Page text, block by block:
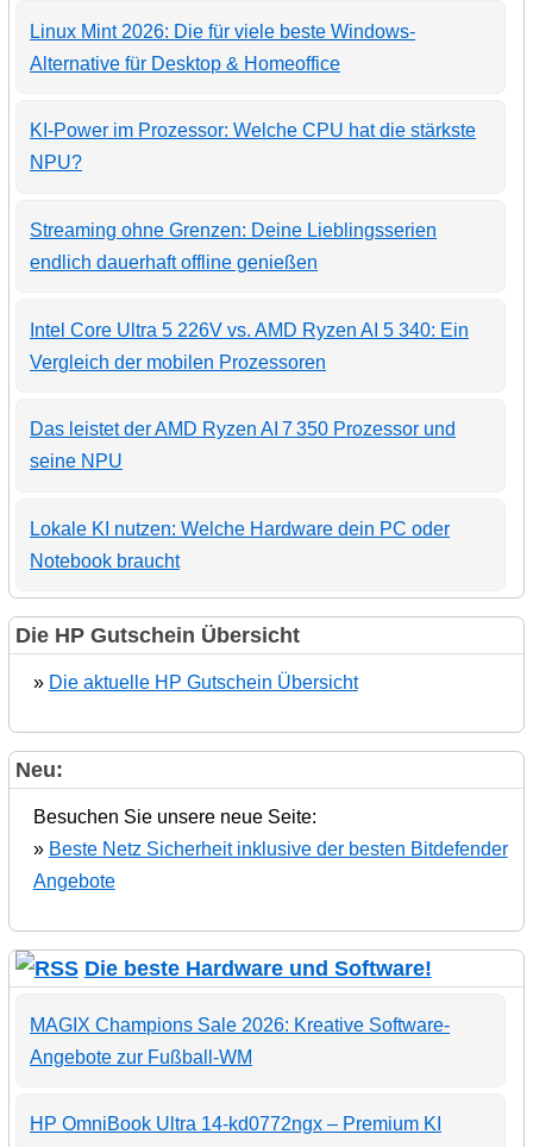
Linux Mint 2026: Die für viele beste Windows-
Alternative für Desktop & Homeoffice
KI-Power im Prozessor: Welche CPU hat die stärkste
NPU?
Streaming ohne Grenzen: Deine Lieblingsserien
endlich dauerhaft offline genießen
Intel Core Ultra 5 226V vs. AMD Ryzen AI 5 340: Ein
Vergleich der mobilen Prozessoren
Das leistet der AMD Ryzen AI 7 350 Prozessor und
seine NPU
Lokale KI nutzen: Welche Hardware dein PC oder
Notebook braucht
Die HP Gutschein Übersicht
» Die aktuelle HP Gutschein Übersicht
Neu:
Besuchen Sie unsere neue Seite:
» Beste Netz Sicherheit inklusive der besten Bitdefender
Angebote
Die beste Hardware und Software!
MAGIX Champions Sale 2026: Kreative Software-
Angebote zur Fußball-WM
HP OmniBook Ultra 14-kd0772ngx – Premium KI